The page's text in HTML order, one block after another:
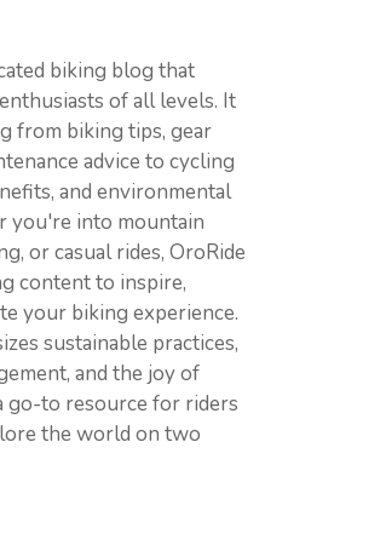
biking blog that
of all levels. It
from biking tips, gear
advice to cycling
and environmental
you're into mountain
or casual rides, OroRide
content to inspire,
your biking experience.
sustainable practices,
and the joy of
go-to resource for riders
the world on two